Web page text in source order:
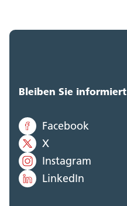
Bleiben Sie informiert
Facebook
X
Instagram
LinkedIn